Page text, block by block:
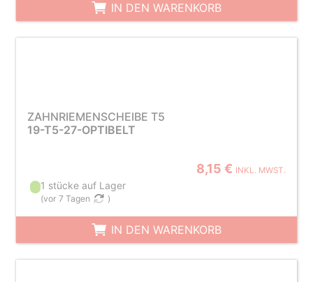
IN DEN WARENKORB
ZAHNRIEMENSCHEIBE T5
19-T5-27-OPTIBELT
8,15 € INKL. MWST.
1 stücke auf Lager
(vor 7 Tagen )
IN DEN WARENKORB